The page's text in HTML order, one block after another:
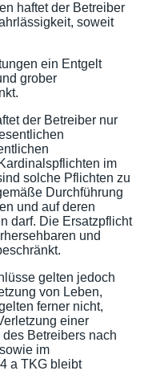
haftet der Betreiber
soweit
ein Entgelt
grober
der Betreiber nur
im
solche Pflichten zu
Durchführung
und auf deren
darf. Die Ersatzpflicht
und
gelten jedoch
von Leben,
ferner nicht,
einer
Betreibers nach
im
a TKG bleibt